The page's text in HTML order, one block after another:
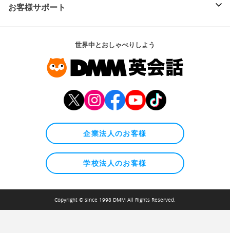
お客様サポート
世界中とおしゃべりしよう
企業法人のお客様
学校法人のお客様
Copyright © since 1998 DMM All Rights Reserved.